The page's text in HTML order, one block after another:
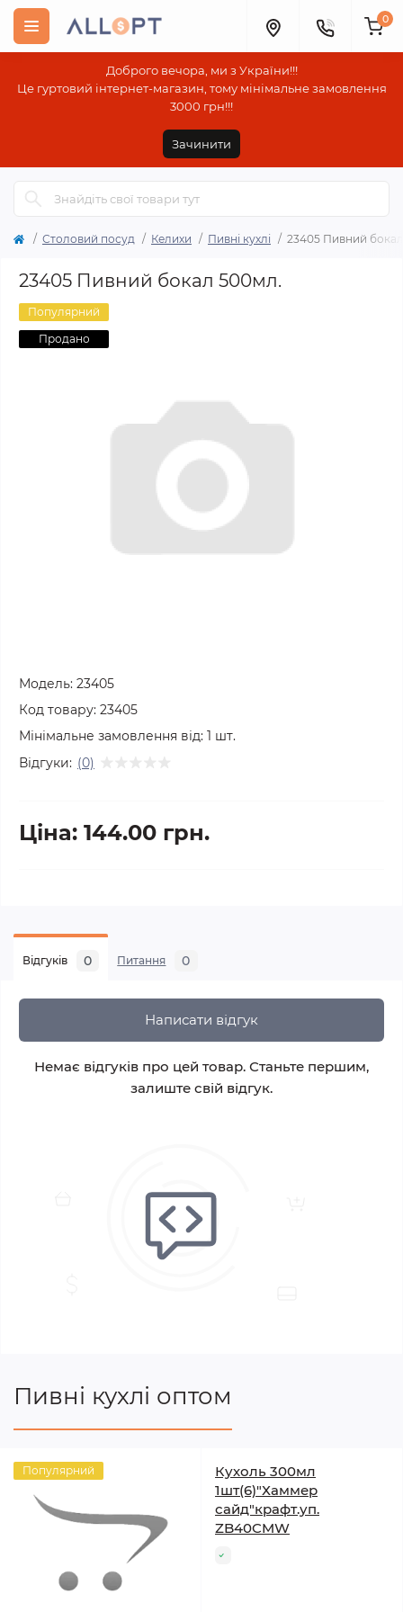
Доброго вечора, ми з України!!!
Це гуртовий інтернет-магазин, тому мінімальне замовлення
3000 грн!!!
Зачинити
0
Столовий посуд Келихи Пивні кухлі 23405 Пивний
23405 Пивний бокал 500мл.
Популярний
Продано
Модель: 23405
Код товару: 23405
Мінімальне замовлення від: 1 шт.
Відгуки: (0)
Ціна: 144.00 грн.
Відгуків 0 Питання 0
Написати відгук
Немає відгуків про цей товар. Станьте першим,
залиште свій відгук.
Пивні кухлі оптом
Популярний
Кухоль 300мл
1шт(6)"Хаммер
сайд"крафт.уп.
ZB40CMW